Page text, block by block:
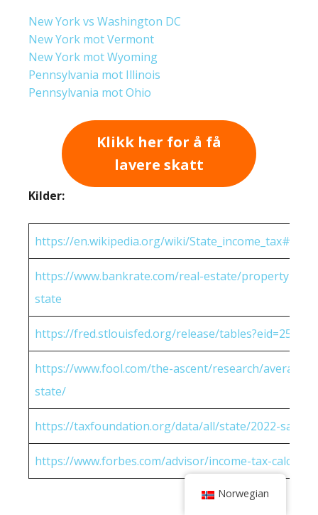
New York vs Washington DC
New York mot Vermont
New York mot Wyoming
Pennsylvania mot Illinois
Pennsylvania mot Ohio
Klikk her for å få
lavere skatt
Kilder:
https://en.wikipedia.org/wiki/
https://www.bankrate.com/real-estate/property-
state
https://fred.stlouisfed.org/release/
https://www.fool.com/the-ascent/research/average-
state/
https://taxfoundation.org/data/all/state/2022-sales-
https://www.forbes.com/advisor/income-tax-
Norwegian